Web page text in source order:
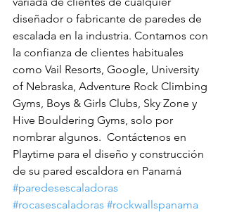
diseñador o fabricante de paredes de
escalada en la industria. Contamos con
la confianza de clientes habituales
como Vail Resorts, Google, University
of Nebraska, Adventure Rock Climbing
Gyms, Boys & Girls Clubs, Sky Zone y
Hive Bouldering Gyms, solo por
nombrar algunos.  Contáctenos en
Playtime para el diseño y construcción
de su pared escaldora en Panamá
#paredesescaladoras
#rocasescaladoras #rockwallspanama